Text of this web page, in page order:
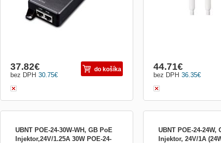
30.75€
bez DPH
37.82€ do košíka
36.35€
bez DPH
44.71€
UBNT POE-24-30W-WH, GB PoE
Injektor,24V/1.25A 30W POE-24-
UBNT POE-24-24W,
Injektor, 24V/1A